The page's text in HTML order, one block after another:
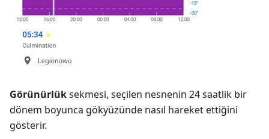
Görünürlüksekmesi, seçilen nesnenin 24 saatlik bir
dönem boyunca gökyüzünde nasıl hareket ettiğini
gösterir.